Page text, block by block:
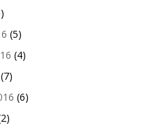
(5)
(4)
(7)
(6)